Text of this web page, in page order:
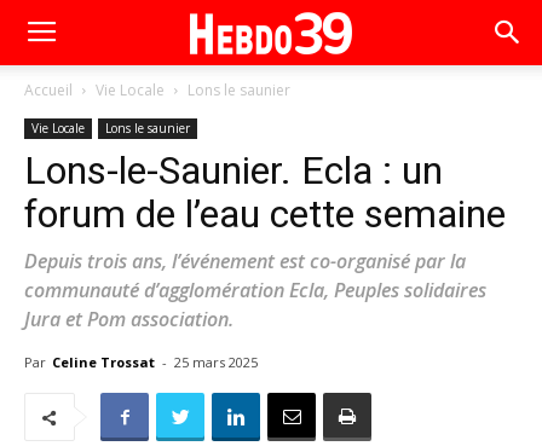
Accueil Vie Locale Lons le saunier
Vie Locale Lons le saunier
Lons-le-Saunier. Ecla : un
forum de l’eau cette semaine
Depuis trois ans, l’événement est co-organisé par la
communauté d’agglomération Ecla, Peuples solidaires
Jura et Pom association.
Par Celine Trossat - 25 mars 2025